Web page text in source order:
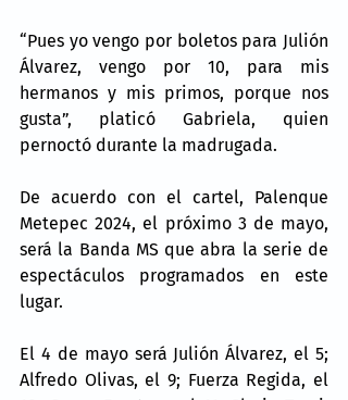
“Pues yo vengo por boletos para Julión
Álvarez, vengo por 10, para mis
hermanos y mis primos, porque nos
gusta”, platicó Gabriela, quien
pernoctó durante la madrugada.
De acuerdo con el cartel, Palenque
Metepec 2024, el próximo 3 de mayo,
será la Banda MS que abra la serie de
espectáculos programados en este
lugar.
El 4 de mayo será Julión Álvarez, el 5;
Alfredo Olivas, el 9; Fuerza Regida, el